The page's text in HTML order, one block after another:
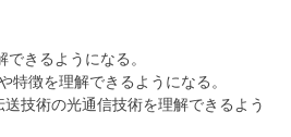
できるようになる。
特徴を理解できるようになる。
送技術の光通信技術を理解できるよう